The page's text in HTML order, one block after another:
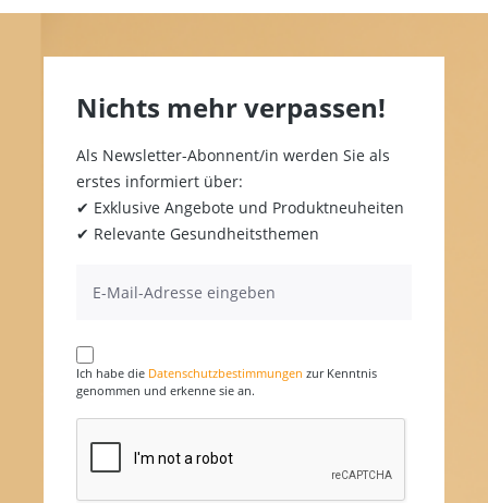
Nichts mehr verpassen!
Als Newsletter-Abonnent/in werden Sie als
erstes informiert über:
✔ Exklusive Angebote und Produktneuheiten
✔ Relevante Gesundheitsthemen
Ich habe die Datenschutzbestimmungen zur Kenntnis
genommen und erkenne sie an.